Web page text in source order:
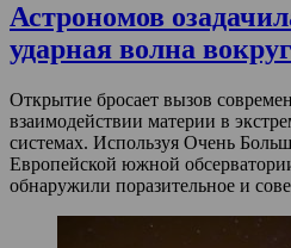
Астрономов
ударная волна
Открытие бросает вызов
взаимодействии материи в
системах. Используя Очень
Европейской южной
обнаружили поразительное и